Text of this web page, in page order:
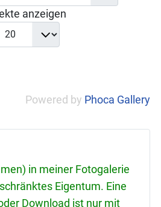
anzeigen
Powered by Phoca Gallery
in meiner Fotogalerie
Eigentum. Eine
Download ist nur mit